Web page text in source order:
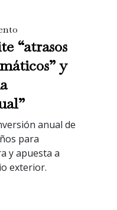
“atrasos
y
anual de
para
y apuesta a
exterior.